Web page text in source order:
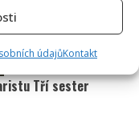
údajůKontakt
Tří sester